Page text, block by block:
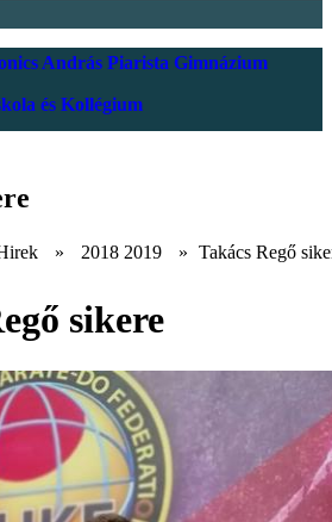
András Piarista Gimnázium
és Kollégium
» 2018 2019 » Takács Regő
sikere